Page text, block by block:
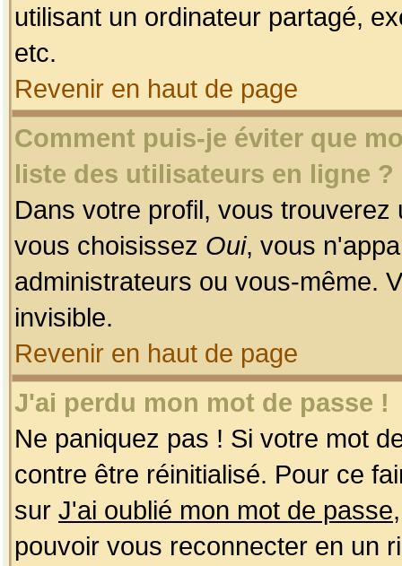
utilisant un ordinateur partagé,
etc.
Revenir en haut de page
Comment puis-je éviter que
liste des utilisateurs en ligne ?
Dans votre profil, vous
vous choisissez Oui, vous
administrateurs ou vous-même.
invisible.
Revenir en haut de page
J'ai perdu mon mot de passe !
Ne paniquez pas ! Si votre mot
contre être réinitialisé. Pour ce
sur J'ai oublié mon mot de passe
pouvoir vous reconnecter en un